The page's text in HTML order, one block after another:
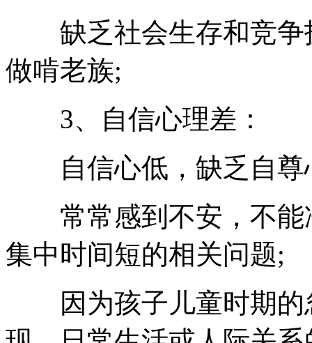
缺乏社会生存和竞争
做啃老族;
3、自信心理差：
自信心低，缺乏自尊
常常感到不安，不能
集中时间短的相关问题;
因为孩子儿童时期的